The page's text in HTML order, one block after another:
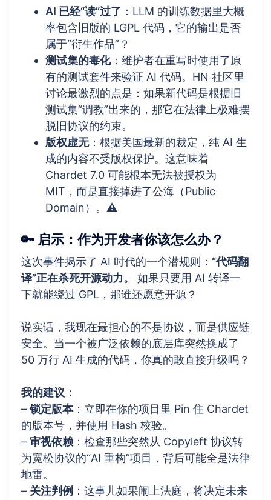
AI 已经“读”过了 ：LLM 的训练数据里大概
率包含旧版的 LGPL 代码，它的输出是否
属于“衍生作品”？
测试集的毒化：维护者在重写时使用了原
有的测试套件来验证 AI 代码。HN 社区里
讨论最激烈的点是：如果新代码是根据旧
测试集“调教”出来的，那它在法律上极难摆
脱旧协议的约束。
版权虚无：根据美国最新的裁定，纯 AI 生
成的内容不受版权保护。这意味着
Chardet 7.0 可能根本无法被授权为
MIT，而是直接掉进了公海（Public
Domain）。⚠️
🔑 启示：作为开发者你该怎么办？
这次事件揭示了 AI 时代的一个潜规则： “代码翻
译”正在杀死开源动力。
如果只要用 AI 转译一
下就能绕过 GPL，那谁还愿意开源？
说实话，我现在最担心的不是协议，而是供应链
安全。当一个被广泛依赖的底层库突然换成了
50 万行 AI 生成的代码，你真的敢直接升级吗？
我的建议：
–锁定版本：立即在你的项目里 Pin 住 Chardet
的版本号，并使用 Hash 校验。
– 审视依赖 ：检查那些突然从 Copyleft 协议转
为宽松协议的“AI 重构”项目，背后可能全是法律
地雷。
– 关注判例 ：这事儿如果闹上法庭，将决定未来